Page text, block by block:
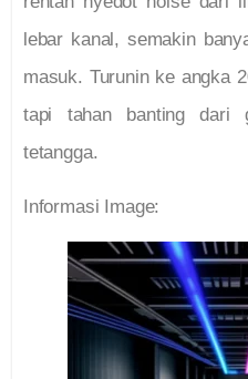
lebar kanal, semakin
masuk. Turunin ke angka
tapi tahan banting dari
tetangga.
Informasi Image: